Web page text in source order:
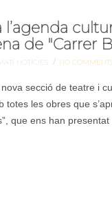
de "Carrer
NOTÍCIES / NO
secció de teatre i
totes les obres que
que ens han